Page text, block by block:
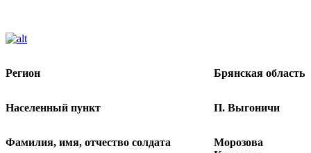
Регион Брянская область
Населенный пункт П. Выгоничи
Фамилия, имя, отчество солдата
Морозова